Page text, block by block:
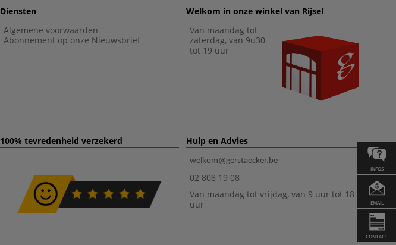
INFOS
EMAIL
CONTACT
Diensten
Algemene voorwaarden
Abonnement op onze Nieuwsbrief
Welkom in onze winkel van Rijsel
Van maandag tot
zaterdag, van 9u30
tot 19 uur
100% tevredenheid verzekerd Hulp en Advies
welkom@gerstaecker.be
02 808 19 08
Van maandag tot vrijdag, van 9 uur tot 18
uur